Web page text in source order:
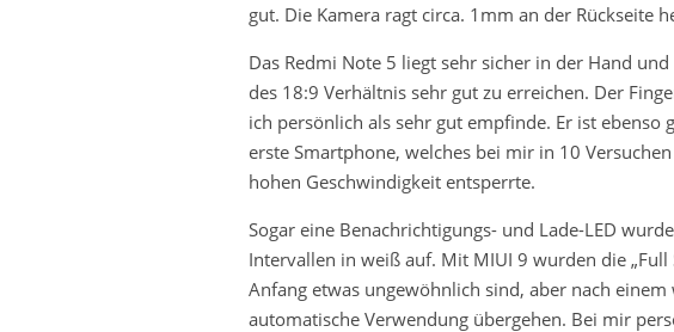
gut. Die Kamera ragt circa. 1mm an der Rückseite
Das Redmi Note 5 liegt sehr sicher in der Hand
des 18:9 Verhältnis sehr gut zu erreichen. Der
ich persönlich als sehr gut empfinde. Er ist ebenso
erste Smartphone, welches bei mir in 10
hohen Geschwindigkeit entsperrte.
Sogar eine Benachrichtigungs- und Lade-LED
Intervallen in weiß auf. Mit MIUI 9 wurden die „Full
Anfang etwas ungewöhnlich sind, aber nach
automatische Verwendung übergehen. Bei mir